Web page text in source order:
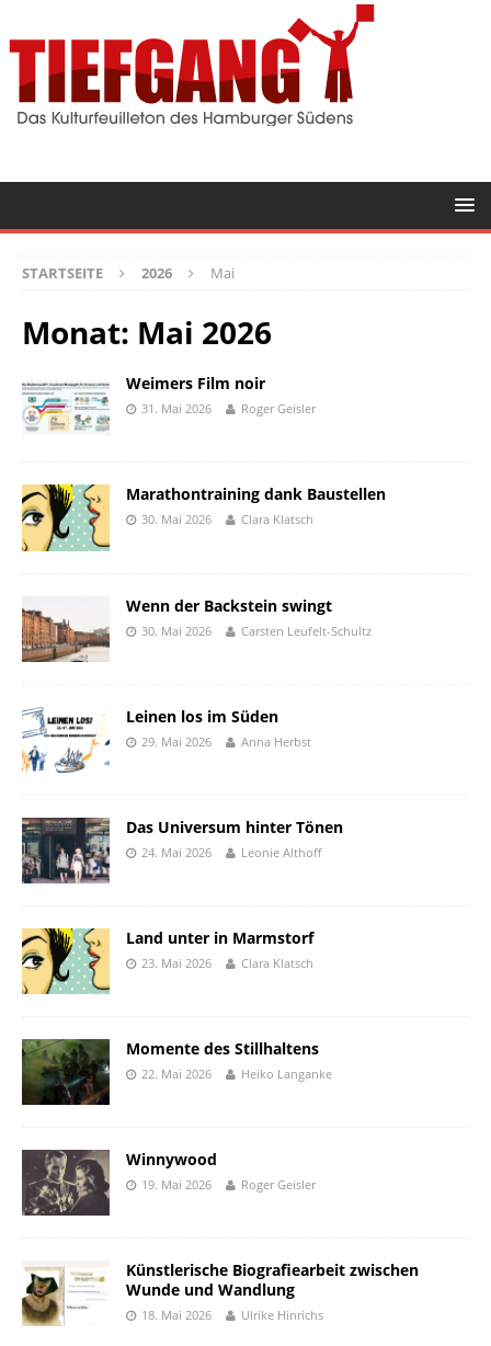
STARTSEITE 2026 Mai
Monat: Mai 2026
Weimers Film noir
31. Mai 2026 Roger Geisler
Marathontraining dank Baustellen
30. Mai 2026 Clara Klatsch
Wenn der Backstein swingt
30. Mai 2026 Carsten Leufelt-Schultz
Leinen los im Süden
29. Mai 2026 Anna Herbst
Das Universum hinter Tönen
24. Mai 2026 Leonie Althoff
Land unter in Marmstorf
23. Mai 2026 Clara Klatsch
Momente des Stillhaltens
22. Mai 2026 Heiko Langanke
Winnywood
19. Mai 2026 Roger Geisler
Künstlerische Biografiearbeit zwischen
Wunde und Wandlung
18. Mai 2026 Ulrike Hinrichs